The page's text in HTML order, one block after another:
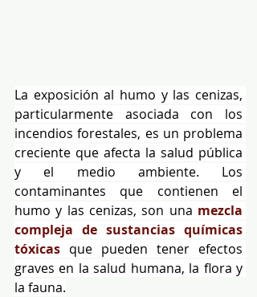
La exposición al humo y las cenizas,
particularmente asociada con los
incendios forestales, es un problema
creciente que afecta la salud pública
y el medio ambiente. Los
contaminantes que contienen el
humo y las cenizas, son una mezcla
compleja de sustancias químicas
tóxicas que pueden tener efectos
graves en la salud humana, la flora y
la fauna.